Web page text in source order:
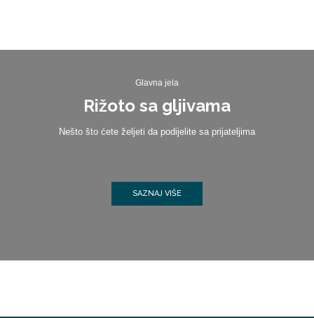
Glavna jela
Rižoto sa gljivama
Nešto što ćete željeti da podijelite sa prijateljima
SAZNAJ VIŠE